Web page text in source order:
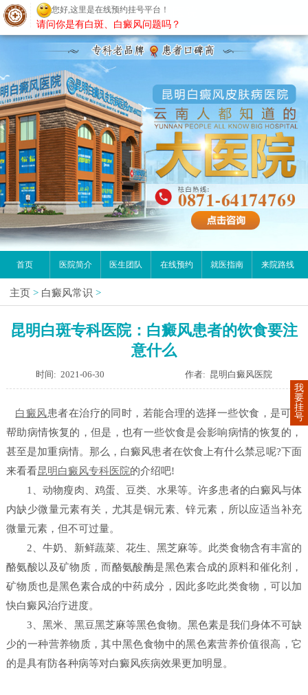
昆明白癜风医院
首页 医院简介 医生团队 在线预约 就医指南 来院路线
主页 > 白癜风常识 >
昆明白斑专科医院：白癜风患者的饮食要注
意什么
时间: 2021-06-30 作者: 昆明白癜风医院
白癜风患者在治疗的同时，若能合理的选择一些饮食，是可以
帮助病情恢复的，但是，也有一些饮食是会影响病情的恢复的，
甚至是加重病情。那么，白癜风患者在饮食上有什么禁忌呢?下面
来看看昆明白癜风专科医院的介绍吧!
1、动物瘦肉、鸡蛋、豆类、水果等。许多患者的白癜风与体
内缺少微量元素有关，尤其是铜元素、锌元素，所以应适当补充
微量元素，但不可过量。
2、牛奶、新鲜蔬菜、花生、黑芝麻等。此类食物含有丰富的
酪氨酸以及矿物质，而酪氨酸酶是黑色素合成的原料和催化剂，
矿物质也是黑色素合成的中药成分，因此多吃此类食物，可以加
快白癜风治疗进度。
3、黑米、黑豆黑芝麻等黑色食物。黑色素是我们身体不可缺
少的一种营养物质，其中黑色食物中的黑色素营养价值很高，它
的是具有防各种病等对白癜风疾病效果更加明显。
我
要
挂
号
您好,这里是在线预约挂号平台！
请问你是有白斑、白癜风问题吗？